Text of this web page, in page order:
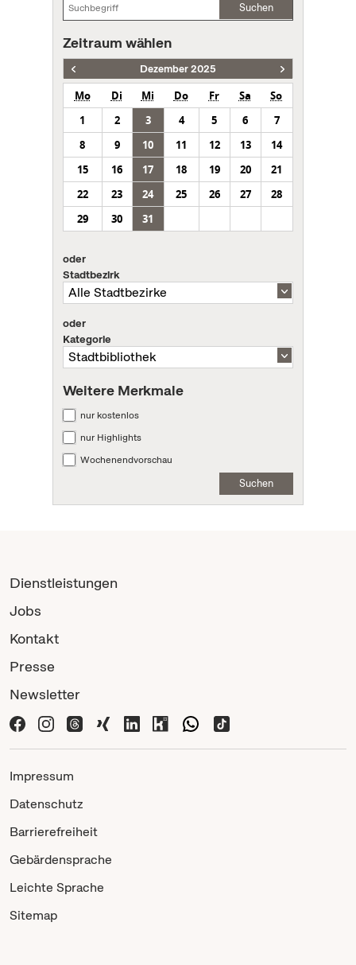
Suchen
Zeitraum wählen
Dezember 2025
Mo Di Mi Do Fr Sa
So
1
2 3 4 5 6
7
8
9 10 11 12 13
14
15
16 17 18 19 20
21
22
23 24 25 26 27
28
29
30 31
oder
Stadtbezirk
oder
Kategorie
Weitere Merkmale
nur kostenlos
nur Highlights
Wochenendvorschau
Suchen
Dienstleistungen
Jobs
Kontakt
Presse
Newsletter
Impressum
Datenschutz
Barrierefreiheit
Gebärdensprache
Leichte Sprache
Sitemap